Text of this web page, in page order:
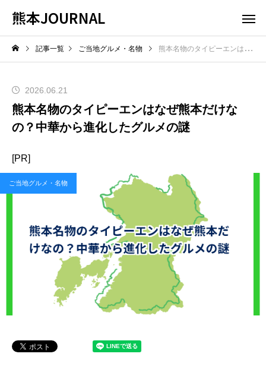
熊本JOURNAL
記事一覧 ご当地グルメ・名物 熊本名物のタイピーエンはなぜ熊本だけなの？中華から進化したグルメの謎
2026.06.21
熊本名物のタイピーエンはなぜ熊本だけな
の？中華から進化したグルメの謎
[PR]
ご当地グルメ・名物